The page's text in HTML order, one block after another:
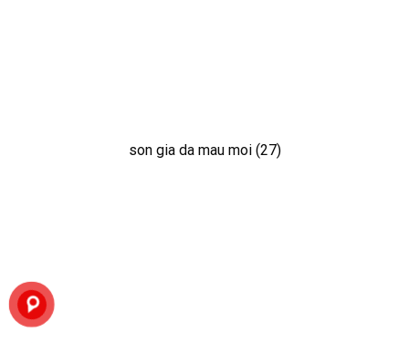
son gia da mau moi (27)